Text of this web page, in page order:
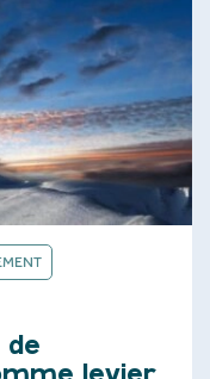
de